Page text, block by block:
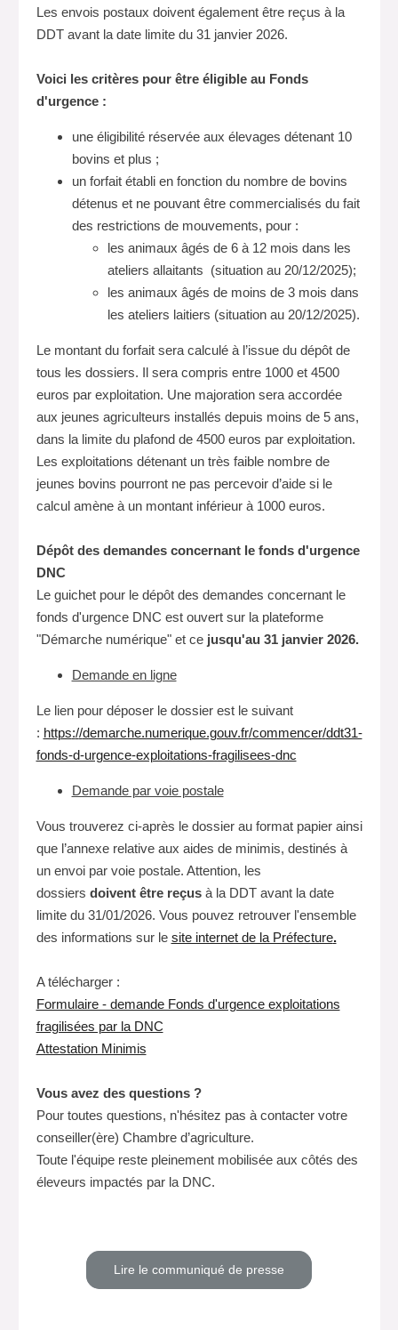
Les envois postaux doivent également être reçus à la
DDT avant la date limite du 31 janvier 2026.
Voici les critères pour être éligible au Fonds
d'urgence :
une éligibilité réservée aux élevages détenant 10
bovins et plus ;
un forfait établi en fonction du nombre de bovins
détenus et ne pouvant être commercialisés du fait
des restrictions de mouvements, pour :
les animaux âgés de 6 à 12 mois dans les
ateliers allaitants (situation au 20/12/2025);
les animaux âgés de moins de 3 mois dans
les ateliers laitiers (situation au 20/12/2025).
Le montant du forfait sera calculé à l’issue du dépôt de
tous les dossiers. Il sera compris entre 1000 et 4500
euros par exploitation. Une majoration sera accordée
aux jeunes agriculteurs installés depuis moins de 5 ans,
dans la limite du plafond de 4500 euros par exploitation.
Les exploitations détenant un très faible nombre de
jeunes bovins pourront ne pas percevoir d’aide si le
calcul amène à un montant inférieur à 1000 euros.
Dépôt des demandes concernant le fonds d'urgence
DNC
Le guichet pour le dépôt des demandes concernant le
fonds d'urgence DNC est ouvert sur la plateforme
"Démarche numérique" et ce jusqu'au 31 janvier 2026.
Demande en ligne
Le lien pour déposer le dossier est le suivant
: https://demarche.numerique.gouv.fr/commencer/ddt31-
fonds-d-urgence-exploitations-fragilisees-dnc
Demande par voie postale
Vous trouverez ci-après le dossier au format papier ainsi
que l’annexe relative aux aides de minimis, destinés à
un envoi par voie postale. Attention, les
dossiers doivent être reçusà la DDT avant la date
limite du 31/01/2026. Vous pouvez retrouver l'ensemble
des informations sur le site internet de la Préfecture.
A télécharger :
Formulaire - demande Fonds d'urgence exploitations
fragilisées par la DNC
Attestation Minimis
Vous avez des questions ?
Pour toutes questions, n'hésitez pas à contacter votre
conseiller(ère) Chambre d’agriculture.
Toute l'équipe reste pleinement mobilisée aux côtés des
éleveurs impactés par la DNC.
Lire le communiqué de presse